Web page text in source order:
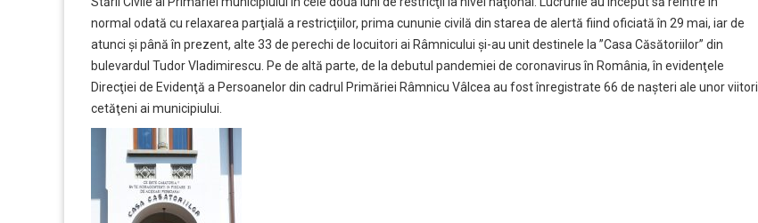
normal odată cu relaxarea parţială a restricţiilor, prima cununie civilă din starea de alertă fiind oficiată în 29 mai, iar de
atunci şi până în prezent, alte 33 de perechi de locuitori ai Râmnicului şi-au unit destinele la ”Casa Căsătoriilor” din
bulevardul Tudor Vladimirescu. Pe de altă parte, de la debutul pandemiei de coronavirus în România, în evidenţele
Direcţiei de Evidenţă a Persoanelor din cadrul Primăriei Râmnicu Vâlcea au fost înregistrate 66 de naşteri ale unor viitori
cetăţeni ai municipiului.